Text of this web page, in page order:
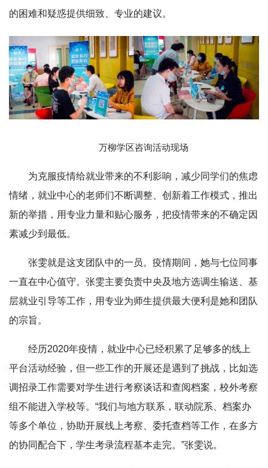
的困难和疑惑提供细致、专业的建议。
万柳学区咨询活动现场
为克服疫情给就业带来的不利影响，减少同学们的焦虑
情绪，就业中心的老师们不断调整、创新着工作模式，推出
新的举措，用专业力量和贴心服务，把疫情带来的不确定因
素减少到最低。
张雯就是这支团队中的一员。疫情期间，她与七位同事
一直在中心值守。张雯主要负责中央及地方选调生输送、基
层就业引导等工作，用专业为师生提供最大便利是她和团队
的宗旨。
经历2020年疫情，就业中心已经积累了足够多的线上
平台活动经验，但一些工作的开展还是遇到了挑战，比如选
调招录工作需要对学生进行考察谈话和查阅档案，校外考察
组不能进入学校等。“我们与地方联系，联动院系、档案办
等多个单位，协助开展线上考察、委托查档等工作，在多方
的协同配合下，学生考录流程基本走完。”张雯说。